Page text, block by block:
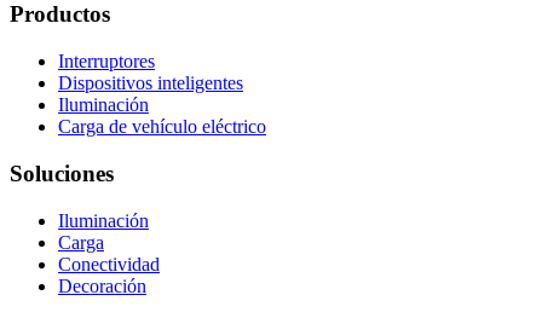
Productos
Interruptores
Dispositivos inteligentes
Iluminación
Carga de vehículo eléctrico
Soluciones
Iluminación
Carga
Conectividad
Decoración